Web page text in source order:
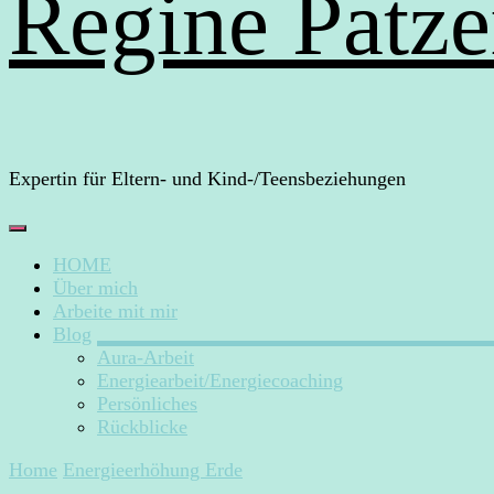
Regine
Expertin für Eltern- und Kind-/Teensbeziehungen
HOME
Über mich
Arbeite mit mir
Blog
Aura-Arbeit
Energiearbeit/Energiecoaching
Persönliches
Rückblicke
Home Energieerhöhung Erde